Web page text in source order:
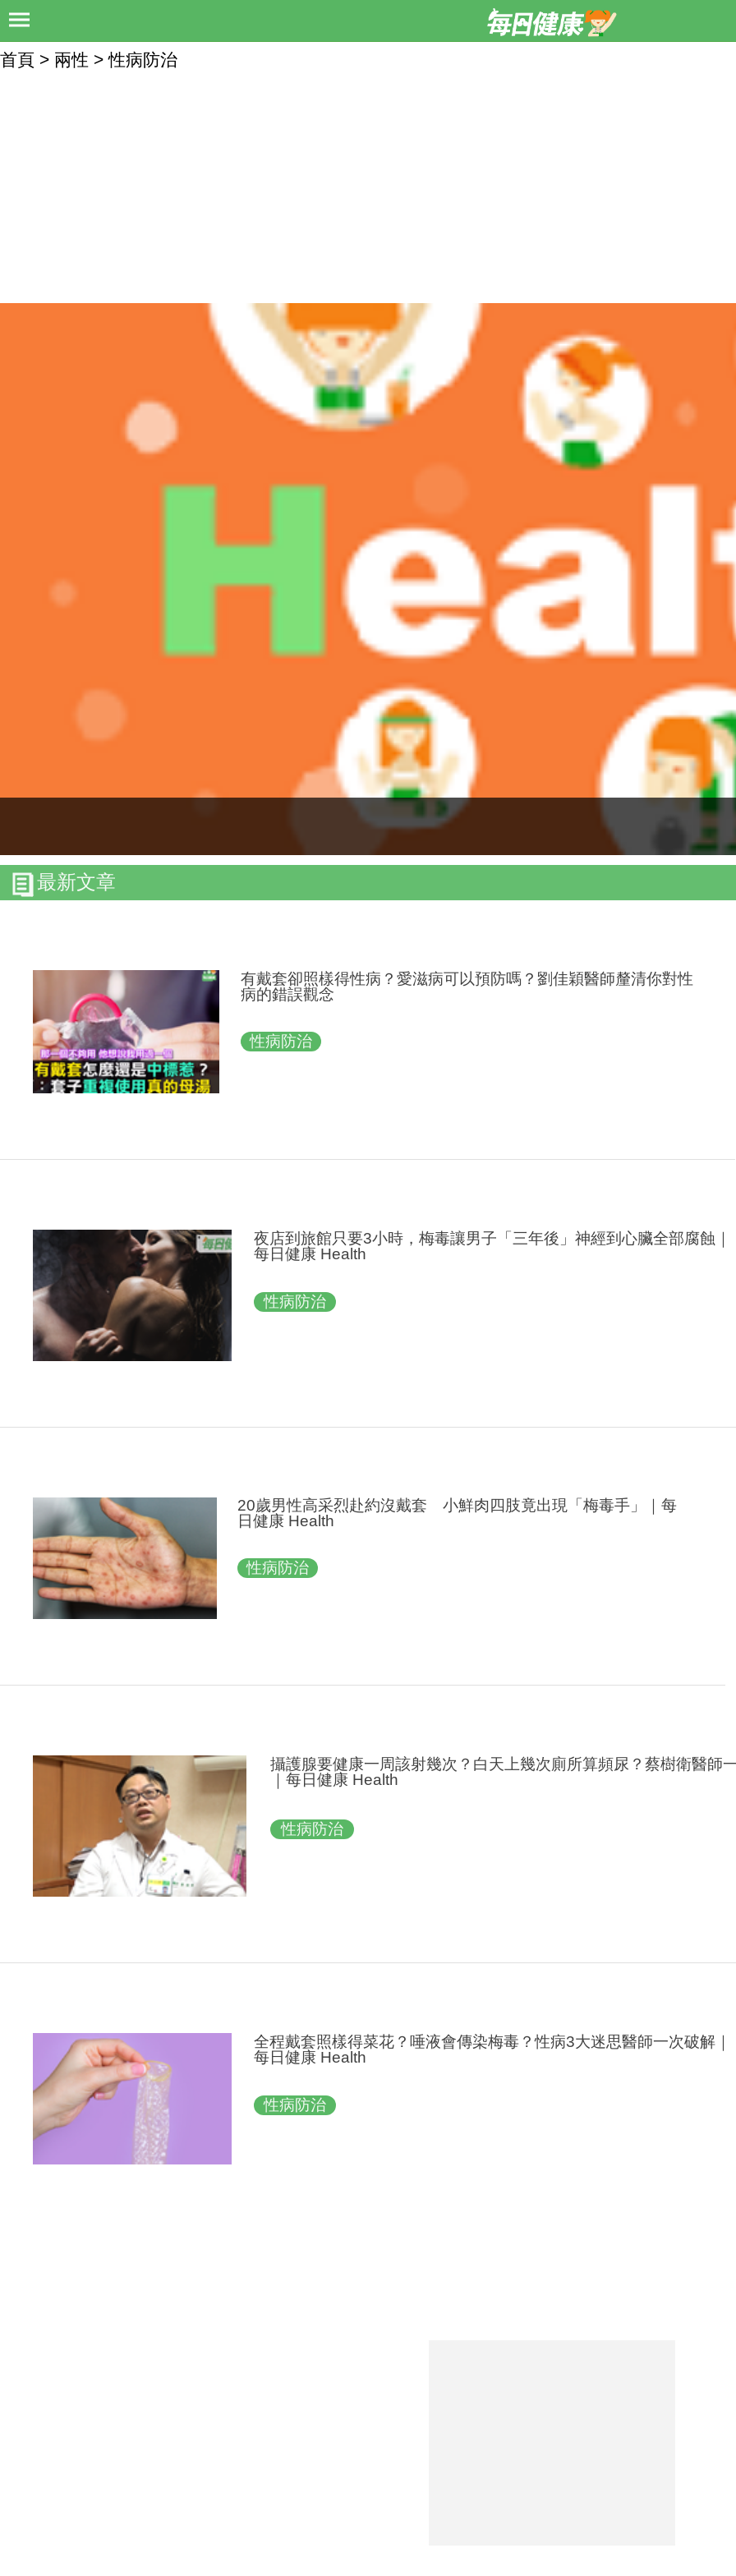
首頁 > 兩性 > 性病防治
最新文章
有戴套卻照樣得性病？愛滋病可以預防嗎？劉佳穎醫師釐清你對性
病的錯誤觀念
性病防治
夜店到旅館只要3小時，梅毒讓男子「三年後」神經到心臟全部腐蝕｜
每日健康 Health
性病防治
20歲男性高采烈赴約沒戴套 小鮮肉四肢竟出現「梅毒手」｜每
日健康 Health
性病防治
攝護腺要健康一周該射幾次？白天上幾次廁所算頻尿？蔡樹衛醫師
｜每日健康 Health
性病防治
全程戴套照樣得菜花？唾液會傳染梅毒？性病3大迷思醫師一次破解｜
每日健康 Health
性病防治